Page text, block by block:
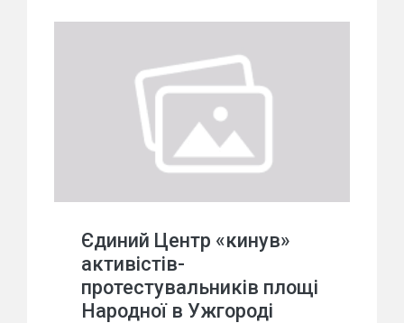
Єдиний Центр «кинув»
активістів-
протестувальників площі
Народної в Ужгороді